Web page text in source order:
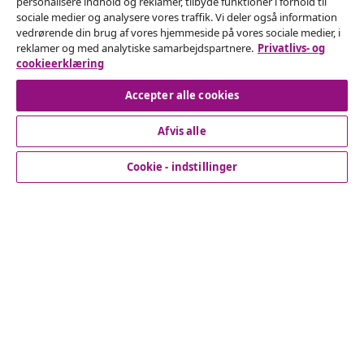
Fortryd køb
Indsend en anmodning om at fortryde din ordre.
Fortryd køb
Kundeservice
sociale medier og analysere vores traffik. Vi deler også information
vedrørende din brug af vores hjemmeside på vores sociale medier, i
reklamer og med analytiske samarbejdspartnere. Privatlivs- og
cookieerklæring
Accepter alle cookies
Afvis alle
Cookie - indstillinger